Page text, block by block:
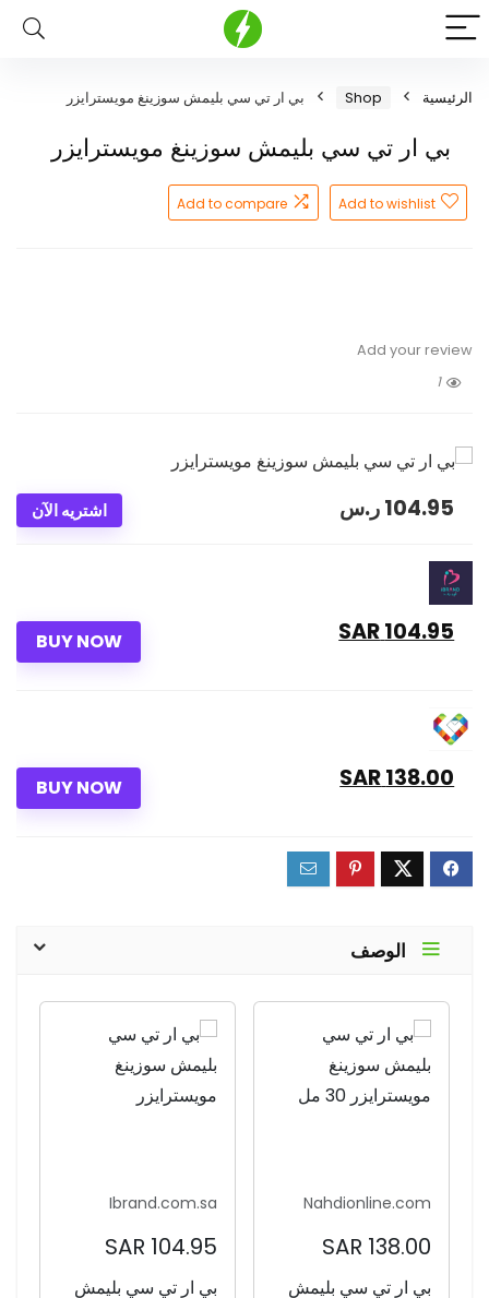
الرئيسية Shop بي ار تي سي بليمش سوزينغ مويسترايزر
بي ار تي سي بليمش سوزينغ مويسترايزر
Add to wishlist
Add to compare
Add your review
1
اشتريه الآن 104.95ر.س
BUY NOW 104.95 SAR
BUY NOW 138.00 SAR
الوصف
Nahdionline.com
138.00 SAR
بي ار تي سي بليمش
Ibrand.com.sa
104.95 SAR
بي ار تي سي بليمش